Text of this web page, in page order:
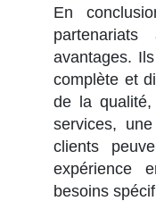
En
avantages.
complète et
de la qualité,
services,
clients
expérience
besoins